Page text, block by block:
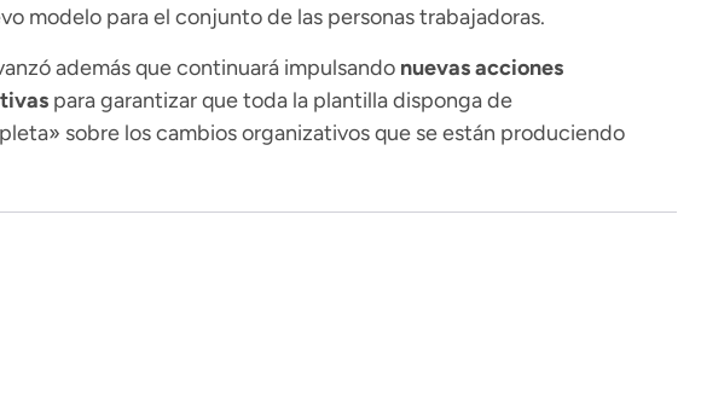
modelo para el conjunto de las personas trabajadoras.
además que continuará impulsando nuevas acciones
para garantizar que toda la plantilla disponga de
sobre los cambios organizativos que se están produciendo